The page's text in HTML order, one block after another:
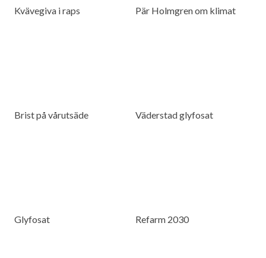
Kvävegiva i raps Pär Holmgren om klimat
Brist på vårutsäde Väderstad glyfosat
Glyfosat Refarm 2030